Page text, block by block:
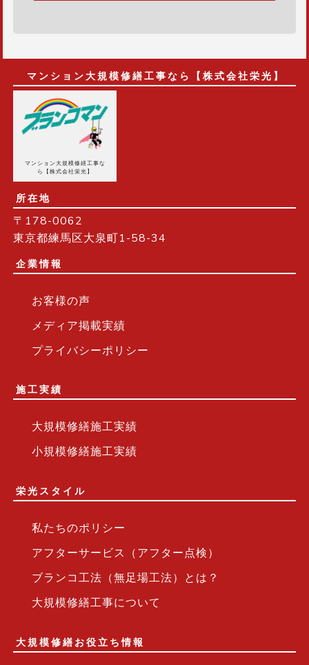
マンション大規模修繕工事なら【株式会社栄光】
マンション大規模修繕工事な
ら【株式会社栄光】
所在地
〒178-0062
東京都練馬区大泉町1-58-34
企業情報
お客様の声
メディア掲載実績
プライバシーポリシー
施工実績
大規模修繕施工実績
小規模修繕施工実績
栄光スタイル
私たちのポリシー
アフターサービス（アフター点検）
ブランコ工法（無足場工法）とは？
大規模修繕工事について
大規模修繕お役立ち情報